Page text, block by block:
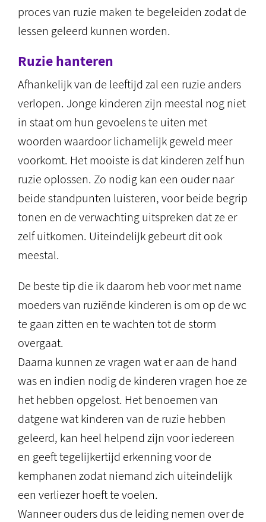
proces van ruzie maken te begeleiden zodat de
lessen geleerd kunnen worden.
Ruzie hanteren
Afhankelijk van de leeftijd zal een ruzie anders
verlopen. Jonge kinderen zijn meestal nog niet
in staat om hun gevoelens te uiten met
woorden waardoor lichamelijk geweld meer
voorkomt. Het mooiste is dat kinderen zelf hun
ruzie oplossen. Zo nodig kan een ouder naar
beide standpunten luisteren, voor beide begrip
tonen en de verwachting uitspreken dat ze er
zelf uitkomen. Uiteindelijk gebeurt dit ook
meestal.
De beste tip die ik daarom heb voor met name
moeders van ruziënde kinderen is om op de wc
te gaan zitten en te wachten tot de storm
overgaat.
Daarna kunnen ze vragen wat er aan de hand
was en indien nodig de kinderen vragen hoe ze
het hebben opgelost. Het benoemen van
datgene wat kinderen van de ruzie hebben
geleerd, kan heel helpend zijn voor iedereen
en geeft tegelijkertijd erkenning voor de
kemphanen zodat niemand zich uiteindelijk
een verliezer hoeft te voelen.
Wanneer ouders dus de leiding nemen over de